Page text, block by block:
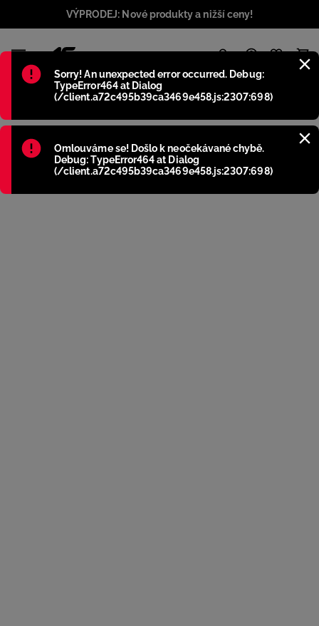
Błąd:
Sorry! An unexpected error occurred. Debug:
TypeError464 at Dialog
(/client.a72c495b39ca3469e458.js:2307:698)
Błąd:
Omlouváme se! Došlo k neočekávané chybě.
Debug: TypeError464 at Dialog
(/client.a72c495b39ca3469e458.js:2307:698)
VÝPRODEJ: Nové produkty a nižší ceny!